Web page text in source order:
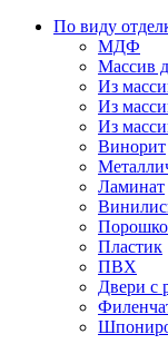
По виду
МДФ
Массив
Из
Из
Из
Винорит
Ламинат
Пластик
ПВХ
Двери с